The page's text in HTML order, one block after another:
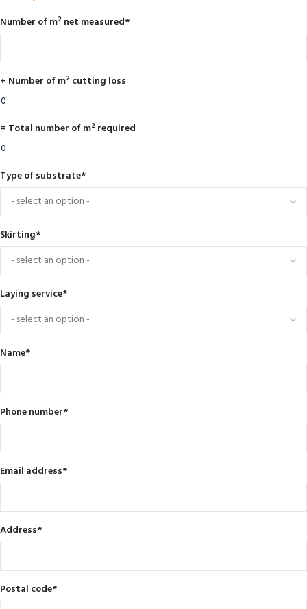
Number of m² net measured*
+ Number of m² cutting loss
= Total number of m² required
Type of substrate*
Skirting*
Laying service*
Name*
Phone number*
Email address*
Address*
Postal code*